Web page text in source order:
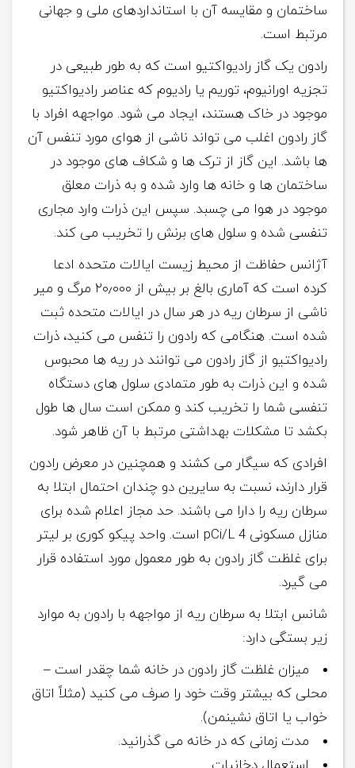
ساختمان و مقایسه آن با استانداردهای ملی و جهانی
مرتبط است.
رادون یک گاز رادیواکتیو است که به طور طبیعی در
تجزیه اورانیوم، توریم یا رادیوم که عناصر رادیواکتیو
موجود در خاک هستند، ایجاد می شود. مواجهه افراد با
گاز رادون اغلب می تواند ناشی از هوای مورد تنفس آن
ها باشد. این گاز از ترک ها و شکاف های موجود در
ساختمان ها و خانه ها وارد شده و به ذرات معلق
موجود در هوا می چسبد. سپس این ذرات وارد مجاری
تنفسی شده و سلول های برنش را تخریب می کند.
آژانس حفاظت از محیط زیست ایالات متحده ادعا
کرده است که آماری بالغ بر بیش از ۲۰٫۰۰۰ مرگ و میر
ناشی از سرطان ریه در هر سال در ایالات متحده ثبت
شده است. هنگامی که رادون را تنفس می کنید، ذرات
رادیواکتیو از گاز رادون می توانند در ریه ها محبوس
شده و این ذرات به طور متمادی سلول های دستگاه
تنفسی شما را تخریب کند و ممکن است سال ها طول
بکشد تا مشکلات بهداشتی مرتبط با آن ظاهر شود.
افرادی که سیگار می کشند و همچنین در معرض رادون
قرار دارند، نسبت به سایرین دو چندان احتمال ابتلا به
سرطان ریه را دارا می باشند. حد مجاز اعلام شده برای
منازل مسکونی pCi/L 4 است. واحد پیکو کوری بر لیتر
برای غلظت گاز رادون به طور معمول مورد استفاده قرار
می گیرد.
شانس ابتلا به سرطان ریه از مواجهه با رادون به موارد
زیر بستگی دارد:
میزان غلظت گاز رادون در خانه شما چقدر است –
محلی که بیشتر وقت خود را صرف می کنید (مثلاً اتاق
خواب یا اتاق نشینمن).
مدت زمانی که در خانه می گذرانید.